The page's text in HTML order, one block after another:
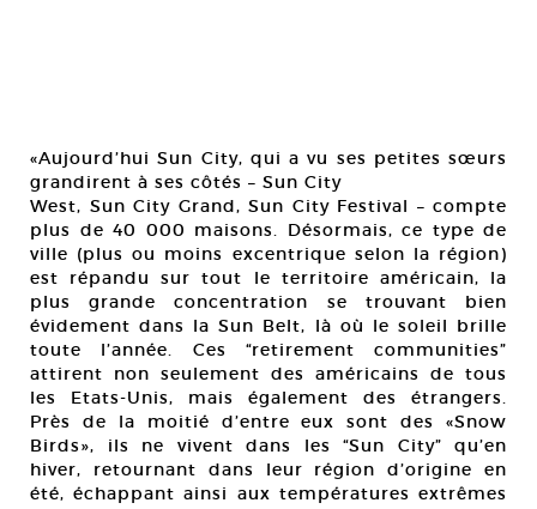
«Aujourd’hui Sun City, qui a vu ses petites sœurs
grandirent à ses côtés – Sun City
West, Sun City Grand, Sun City Festival – compte
plus de 40 000 maisons. Désormais, ce type de
ville (plus ou moins excentrique selon la région)
est répandu sur tout le territoire américain, la
plus grande concentration se trouvant bien
évidement dans la Sun Belt, là où le soleil brille
toute l’année. Ces “retirement communities”
attirent non seulement des américains de tous
les Etats-Unis, mais également des étrangers.
Près de la moitié d’entre eux sont des «Snow
Birds», ils ne vivent dans les “Sun City” qu’en
hiver, retournant dans leur région d’origine en
été, échappant ainsi aux températures extrêmes